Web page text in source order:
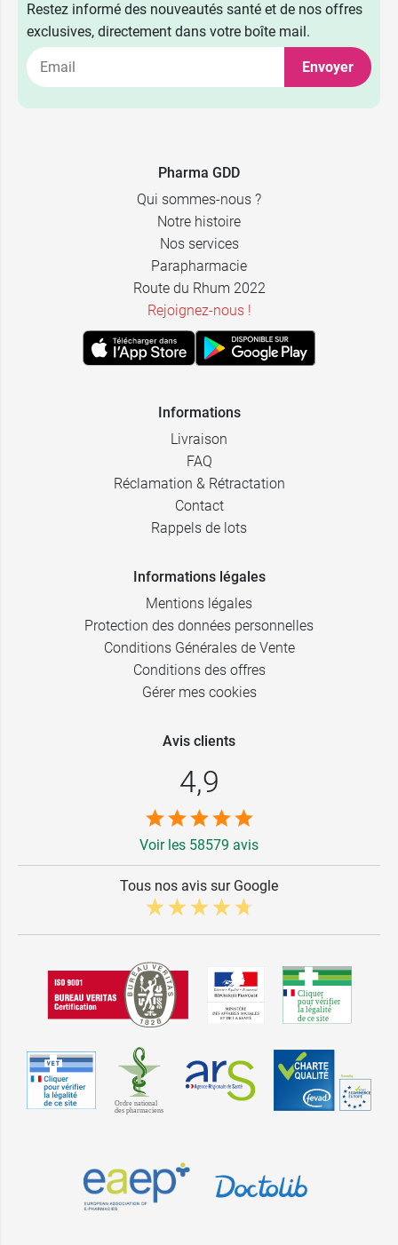
Débit 1 4,99 €
Débit 2
Débit 3 4,99 €
Restez informé des nouveautés santé et de nos offres
exclusives, directement dans votre boîte mail.
Envoyer
Pharma GDD
Qui sommes-nous ?
Notre histoire
Nos services
Parapharmacie
Route du Rhum 2022
Rejoignez-nous !
Informations
Livraison
FAQ
Réclamation & Rétractation
Contact
Rappels de lots
Informations légales
Mentions légales
Protection des données personnelles
Conditions Générales de Vente
Conditions des offres
Gérer mes cookies
Avis clients
4,9
Voir les 58579 avis
Tous nos avis sur Google